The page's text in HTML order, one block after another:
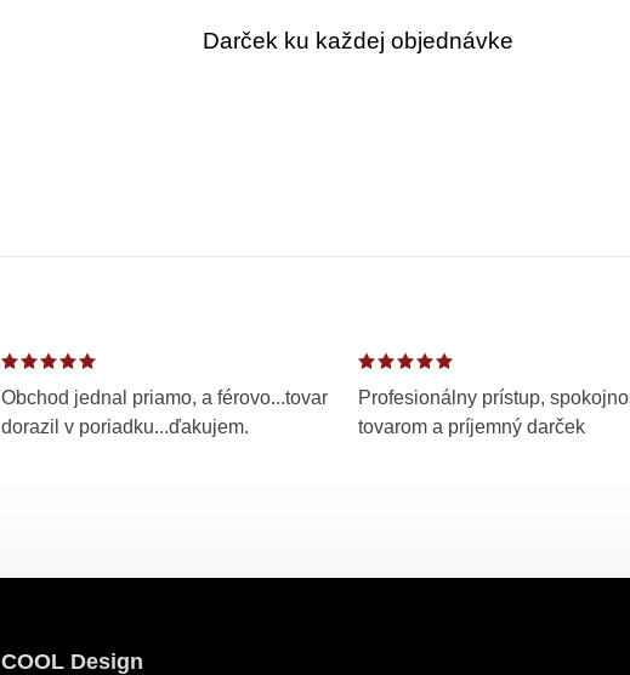
Darček ku každej objednávke
Obchod jednal priamo, a férovo...tovar
dorazil v poriadku...ďakujem.
Profesionálny prístup,
tovarom a príjemný darček
COOL Design